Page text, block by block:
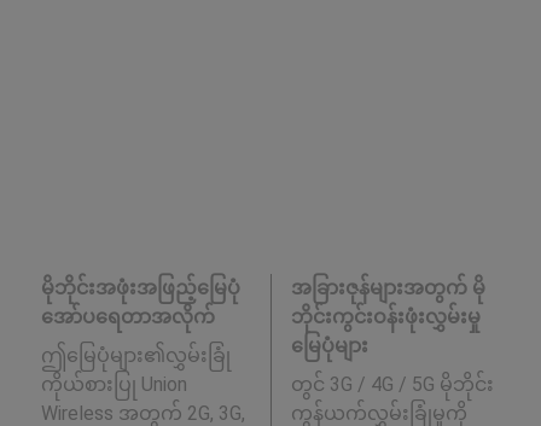
မိုဘိုင်းအဖုံးအဖြည့်မြေပုံ
အော်ပရေတာအလိုက်
ဤမြေပုံများ၏လွှမ်းခြုံ
ကိုယ်စားပြု Union
Wireless အတွက် 2G, 3G,
အခြားဇုန်များအတွက် မို
ဘိုင်းကွင်းဝန်းဖုံးလွှမ်းမှု
မြေပုံများ
တွင် 3G / 4G / 5G မိုဘိုင်း
ကွန်ယက်လွှမ်းခြုံမှုကို